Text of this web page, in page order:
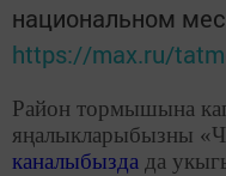
национальном
https://max.ru/
Район тормышына
яңалыкларыбызны
каналыбызда да